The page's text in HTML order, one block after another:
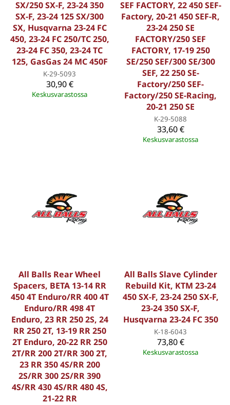
SX/250 SX-F, 23-24 350
SX-F, 23-24 125 SX/300
SX, Husqvarna 23-24 FC
450, 23-24 FC 250/TC 250,
23-24 FC 350, 23-24 TC
125, GasGas 24 MC 450F
K-29-5093
30,90 €
Keskusvarastossa
SEF FACTORY, 22 450 SEF-
Factory, 20-21 450 SEF-R,
23-24 250 SE
FACTORY/250 SEF
FACTORY, 17-19 250
SE/250 SEF/300 SE/300
SEF, 22 250 SE-
Factory/250 SEF-
Factory/250 SE-Racing,
20-21 250 SE
K-29-5088
33,60 €
Keskusvarastossa
All Balls Rear Wheel
Spacers, BETA 13-14 RR
450 4T Enduro/RR 400 4T
Enduro/RR 498 4T
Enduro, 23 RR 250 2S, 24
RR 250 2T, 13-19 RR 250
2T Enduro, 20-22 RR 250
2T/RR 200 2T/RR 300 2T,
23 RR 350 4S/RR 200
2S/RR 300 2S/RR 390
4S/RR 430 4S/RR 480 4S,
21-22 RR
All Balls Slave Cylinder
Rebuild Kit, KTM 23-24
450 SX-F, 23-24 250 SX-F,
23-24 350 SX-F,
Husqvarna 23-24 FC 350
K-18-6043
73,80 €
Keskusvarastossa